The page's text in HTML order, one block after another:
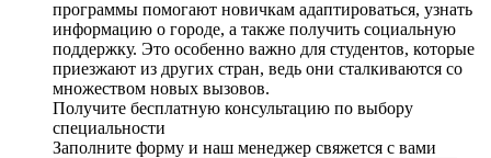
программы помогают новичкам адаптироваться, узнать
информацию о городе, а также получить социальную
поддержку. Это особенно важно для студентов, которые
приезжают из других стран, ведь они сталкиваются со
множеством новых вызовов.
Получите бесплатную консультацию по выбору
специальности
Заполните форму и наш менеджер свяжется с вами